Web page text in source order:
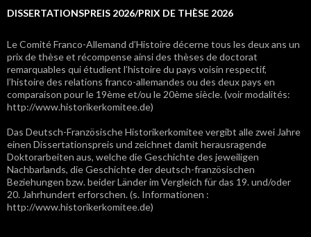
DISSERTATIONSPREIS 2026/PRIX DE THÈSE 2026
Le Comité Franco-Allemand d’Histoire décerne tous les deux ans un
prix de thèse et récompense ainsi des thèses de doctorat
remarquables qui étudient l’histoire du pays voisin respectif,
l’histoire des relations franco-allemandes ou des deux pays en
comparaison pour le 19ème et/ou le 20ème siècle. (voir modalités:
http://www.historikerkomitee.de)
Das Deutsch-Französische Historikerkomitee vergibt alle zwei Jahre
einen Dissertationspreis und zeichnet damit herausragende
Doktorarbeiten aus, welche die Geschichte des jeweiligen
Nachbarlands, die Geschichte der deutsch-französischen
Beziehungen bzw. beider Länder im Vergleich für das 19. und/oder
20. Jahrhundert erforschen. (s. Informationen :
http://www.historikerkomitee.de)